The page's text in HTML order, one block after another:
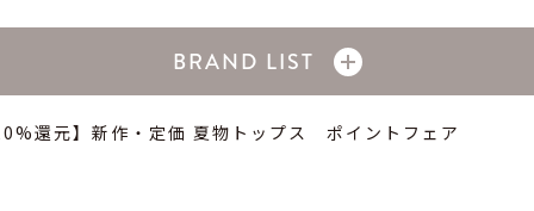
BRAND LIST
還元】新作・定価 夏物トップス ポイントフェア